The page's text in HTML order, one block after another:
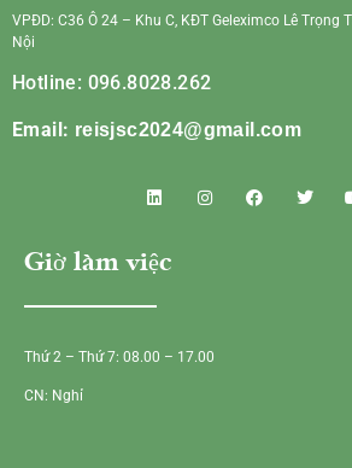
VPĐD: C36 Ô 24 – Khu C, KĐT Geleximco Lê Trọng
Nội
Hotline: 096.8028.262
Email: reisjsc2024@gmail.com
Giờ làm việc
Thứ 2 – Thứ 7: 08.00 – 17.00
CN: Nghỉ